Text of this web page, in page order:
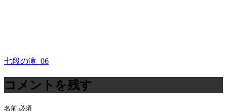
投
稿
ナ
七段の滝_06
コメントを残す
名前 必須